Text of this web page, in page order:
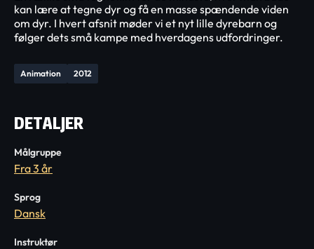
Animation 2012
kan lære at tegne dyr og få en masse spændende viden
om dyr. I hvert afsnit møder vi et nyt lille dyrebarn og
følger dets små kampe med hverdagens udfordringer.
DETALJER
Målgruppe
Fra 3 år
Sprog
Dansk
Instruktør